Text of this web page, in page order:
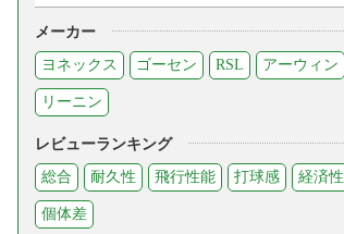
メーカー
ヨネックス
ゴーセン RSL アーウィン
リーニン
レビューランキング
総合
耐久性 飛行性能 打球感 経済性
個体差